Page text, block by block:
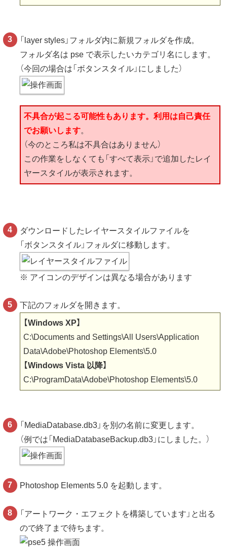
「layer styles」フォルダ内に新規フォルダを作成。
フォルダ名は pse で表示したいカテゴリ名にします。
（今回の場合は「ボタンスタイル」にしました）
不具合が起こる可能性もあります。利用は自己責任
でお願いします。
（今のところ私は不具合はありません）
この作業をしなくても「すべて表示」で追加したレイ
ヤースタイルが表示されます。
ダウンロードしたレイヤースタイルファイルを
「ボタンスタイル」フォルダに移動します。
※ アイコンのデザインは異なる場合があります
下記のフォルダを開きます。
【Windows XP】
C:\Documents and Settings\All Users\Application
Data\Adobe\Photoshop Elements\5.0
【Windows Vista 以降】
C:\ProgramData\Adobe\Photoshop Elements\5.0
「MediaDatabase.db3」を別の名前に変更します。
（例では「MediaDatabaseBackup.db3」にしました。）
Photoshop Elements 5.0 を起動します。
「アートワーク・エフェクトを構築しています」と出る
ので終了まで待ちます。